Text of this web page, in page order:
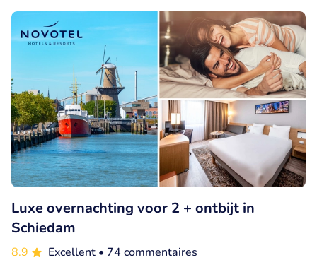
Luxe overnachting voor 2 + ontbijt in
Schiedam
8.9 Excellent • 74 commentaires